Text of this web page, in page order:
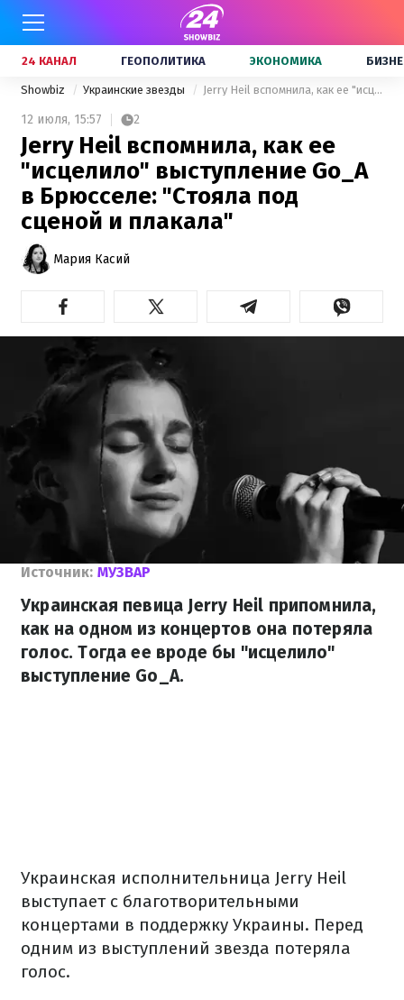
24 КАНАЛ ГЕОПОЛИТИКА ЭКОНОМИКА
Showbiz Украинские звезды Jerry Heil вспомнила, как ее "исцелило" выступление Go_A в Брюсселе: "Стояла под сценой и плакала"
12 июля, 15:57 2
Jerry Heil вспомнила, как ее
"исцелило" выступление Go_A
в Брюсселе: "Стояла под
сценой и плакала"
Мария Касий
Источник: МУЗВАР
Украинская певица Jerry Heil припомнила,
как на одном из концертов она потеряла
голос. Тогда ее вроде бы "исцелило"
выступление Go_A.
Украинская исполнительница Jerry Heil
выступает с благотворительными
концертами в поддержку Украины. Перед
одним из выступлений звезда потеряла
голос.